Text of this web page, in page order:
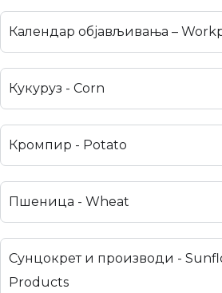
Календар објављивања –
Кукуруз - Corn
Кромпир - Potato
Пшеница - Wheat
Сунцокрет и производи -
Products